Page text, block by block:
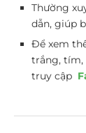
Thường
dẫn, giúp
Để xem
trắng, tím,
truy cập